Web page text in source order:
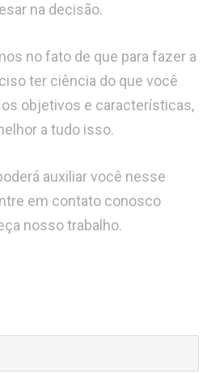
na decisão.
no fato de que para fazer a
ter ciência do que você
objetivos e características,
a tudo isso.
auxiliar você nesse
em contato conosco
nosso trabalho.